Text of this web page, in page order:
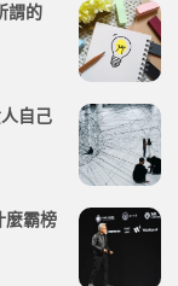
謂的
自己
麼霸榜